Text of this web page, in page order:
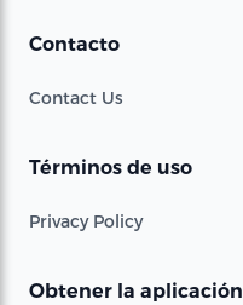
Contacto
Contact Us
Términos de uso
Privacy Policy
Obtener la aplicación